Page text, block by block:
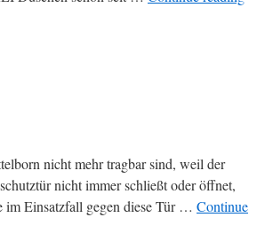
nicht mehr tragbar sind, weil der
nicht immer schließt oder öffnet,
im Einsatzfall gegen diese Tür … Continue